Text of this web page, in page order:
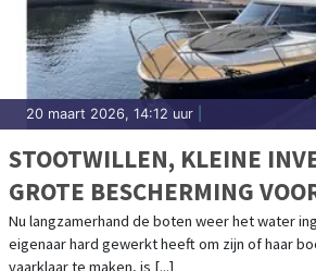
20 maart 2026, 14:12 uur
STOOTWILLEN, KLEINE
GROTE BESCHERMING
Nu langzamerhand de boten weer het water
eigenaar hard gewerkt heeft om zijn of haar
vaarklaar te maken, is [...]